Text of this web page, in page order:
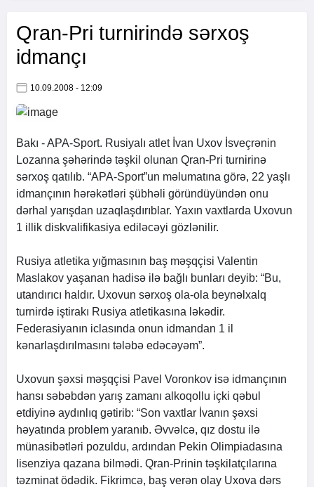
Qran-Pri turnirində sərxoş
idmançı
10.09.2008 - 12:09
Bakı -APA-Sport. Rusiyalı atlet İvan Uxov İsveçrənin
Lozanna şəhərində təşkil olunan Qran-Pri turnirinə
sərxoş qatılıb. “APA-Sport”un məlumatına görə, 22 yaşlı
idmançının hərəkətləri şübhəli göründüyündən onu
dərhal yarışdan uzaqlaşdırıblar. Yaxın vaxtlarda Uxovun
1 illik diskvalifikasiya ediləcəyi gözlənilir.
Rusiya atletika yığmasının baş məşqçisi Valentin
Maslakov yaşanan hadisə ilə bağlı bunları deyib: “Bu,
utandırıcı haldır. Uxovun sərxoş ola-ola beynəlxalq
turnirdə iştirakı Rusiya atletikasına ləkədir.
Federasiyanın iclasında onun idmandan 1 il
kənarlaşdırılmasını tələbə edəcəyəm”.
Uxovun şəxsi məşqçisi Pavel Voronkov isə idmançının
hansı səbəbdən yarış zamanı alkoqollu içki qəbul
etdiyinə aydınlıq gətirib: “Son vaxtlar İvanın şəxsi
həyatında problem yaranıb. Əvvəlcə, qız dostu ilə
münasibətləri pozuldu, ardından Pekin Olimpiadasına
lisenziya qazana bilmədi. Qran-Prinin təşkilatçılarına
təzminat ödədik. Fikrimcə, baş verən olay Uxova dərs